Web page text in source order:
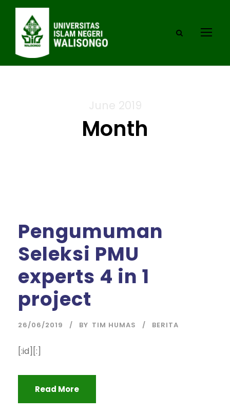
Month
Pengumuman
Seleksi PMU
experts 4 in 1
project
26/06/2019 BY TIM HUMAS BERITA
[:id][:]
Read More